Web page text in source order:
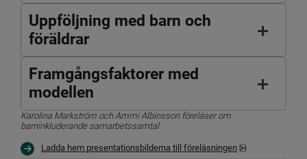
Uppföljning med barn och
föräldrar
Framgångsfaktorer med
modellen
Karolina Markström och Ammi Albinsson föreläser om
barninkluderande samarbetssamtal
Ladda hem presentationsbilderna till föreläsningen pdf, 1.4 MB.